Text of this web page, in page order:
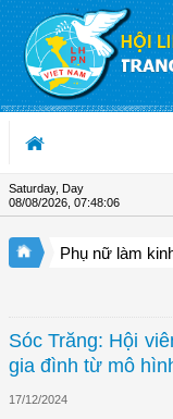
Skip to Content
Saturday, Day
08/08/2026 07:48:06
Phụ nữ làm
Sóc Trăng: Hội
gia đình từ mô
17/12/2024